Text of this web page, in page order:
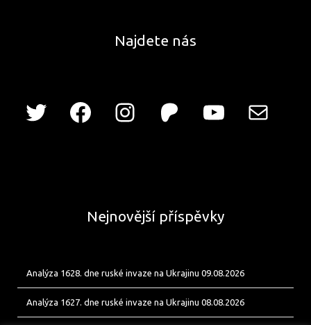
Najdete nás
Nejnovější příspěvky
Analýza 1628. dne ruské invaze na Ukrajinu 09.08.2026
Analýza 1627. dne ruské invaze na Ukrajinu 08.08.2026